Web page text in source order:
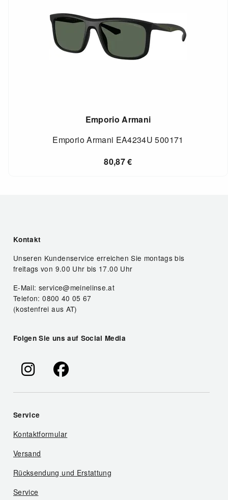
Emporio Armani
Emporio Armani EA4234U 500171
80,87€
Kontakt
Unseren Kundenservice erreichen Sie montags bis
freitags von 9.00 Uhr bis 17.00 Uhr
E-Mail: service@meinelinse.at
Telefon: 0800 40 05 67
(kostenfrei aus AT)
Folgen Sie uns auf Social Media
Service
Kontaktformular
Versand
Rücksendung und Erstattung
Service